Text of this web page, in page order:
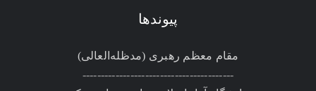
پیوندها
مقام معظم رهبری (مد‌ظله‌العالی)
-----------------------------------------